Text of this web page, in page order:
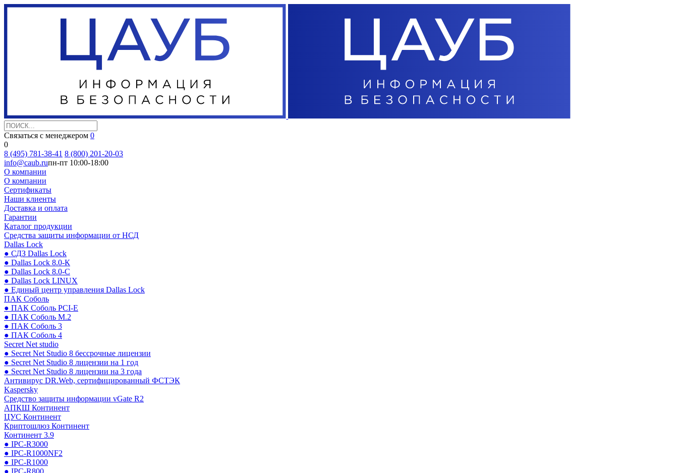
Связаться с менеджером 0
0
8 (495) 781-38-41 8 (800) 201-20-03
info@caub.ruпн-пт 10:00-18:00
О компании
О компании
Сертификаты
Наши клиенты
Доставка и оплата
Гарантии
Каталог продукции
Средства защиты информации от НСД
Dallas Lock
● СДЗ Dallas Lock
● Dallas Lock 8.0-К
● Dallas Lock 8.0-С
● Dallas Lock LINUX
● Единый центр управления Dallas Lock
ПАК Соболь
● ПАК Соболь PCI-E
● ПАК Соболь М.2
● ПАК Соболь 3
● ПАК Соболь 4
Secret Net studio
● Secret Net Studio 8 бессрочные лицензии
● Secret Net Studio 8 лицензии на 1 год
● Secret Net Studio 8 лицензии на 3 года
Антивирус DR.Web, сертифицированный ФСТЭК
Kaspersky
Средство защиты информации vGate R2
АПКШ Континент
ЦУС Континент
Криптошлюз Континент
Континент 3.9
● IPC-R3000
● IPC-R1000NF2
● IPC-R1000
● IPC-R800